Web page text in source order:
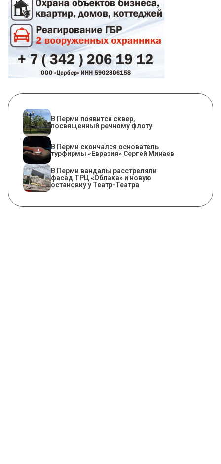
В Перми появится сквер,
посвященный речному флоту
В Перми скончался основатель
турфирмы «Евразия» Сергей Минаев
В Перми вандалы расстреляли
фасад ТРЦ «Облака» и новую
остановку у Театр-Театра